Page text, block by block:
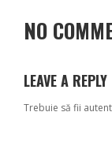
NO
LEAVE A REPLY
Trebuie să fii